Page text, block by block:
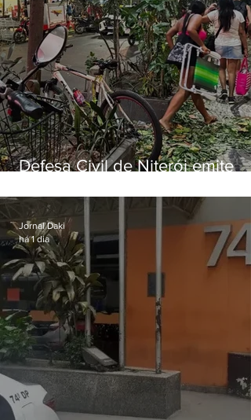
Defesa Civil de Niterói emite
sexta-feira (07)
Jornal Daki
há 1 dia